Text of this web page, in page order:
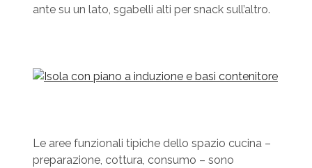
ante su un lato, sgabelli alti per snack sull’altro.
Le aree funzionali tipiche dello spazio cucina –
preparazione, cottura, consumo – sono